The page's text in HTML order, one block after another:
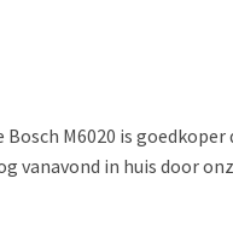
M6020 is goedkoper
vanavond in huis door